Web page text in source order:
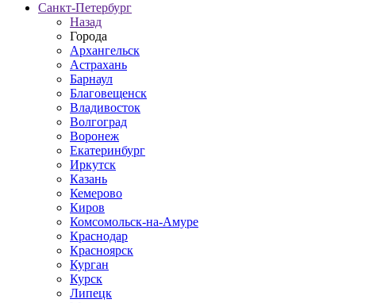
Санкт-Петербург
Назад
Города
Архангельск
Астрахань
Барнаул
Благовещенск
Владивосток
Волгоград
Воронеж
Екатеринбург
Иркутск
Казань
Кемерово
Киров
Комсомольск-на-Амуре
Краснодар
Красноярск
Курган
Курск
Липецк